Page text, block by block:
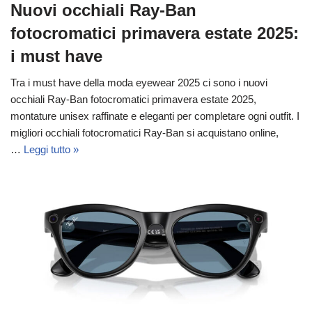
Nuovi occhiali Ray-Ban
fotocromatici primavera estate 2025:
i must have
Tra i must have della moda eyewear 2025 ci sono i nuovi
occhiali Ray-Ban fotocromatici primavera estate 2025,
montature unisex raffinate e eleganti per completare ogni outfit. I
migliori occhiali fotocromatici Ray-Ban si acquistano online,
… Leggi tutto »